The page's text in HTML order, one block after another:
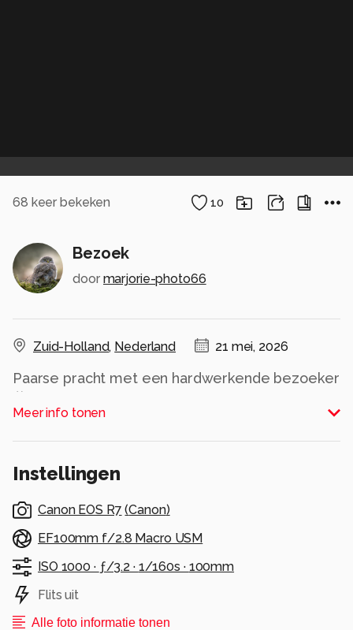
68 keer bekeken 10
Bezoek
door marjorie-photo66
Zuid-Holland, Nederland 21 mei, 2026
Paarse pracht met een hardwerkende bezoeker
🐝✨
Deze bij gaat niet met lege pootjes naar huis.
Meer info tonen
Instellingen
Canon EOS R7 (Canon)
EF100mm f/2.8 Macro USM
ISO 1000 · ƒ/3.2 · 1/160s · 100mm
Flits uit
Alle foto informatie tonen